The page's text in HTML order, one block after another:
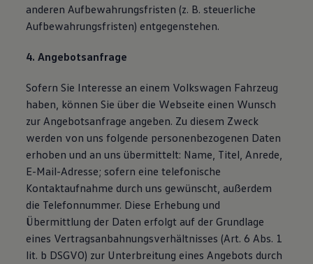
anderen Aufbewahrungsfristen (z. B. steuerliche
Aufbewahrungsfristen) entgegenstehen.
4. Angebotsanfrage
Sofern Sie Interesse an einem Volkswagen Fahrzeug
haben, können Sie über die Webseite einen Wunsch
zur Angebotsanfrage angeben. Zu diesem Zweck
werden von uns folgende personenbezogenen Daten
erhoben und an uns übermittelt: Name, Titel, Anrede,
E-Mail-Adresse; sofern eine telefonische
Kontaktaufnahme durch uns gewünscht, außerdem
die Telefonnummer. Diese Erhebung und
Übermittlung der Daten erfolgt auf der Grundlage
eines Vertragsanbahnungsverhältnisses (Art. 6 Abs. 1
lit. b DSGVO) zur Unterbreitung eines Angebots durch